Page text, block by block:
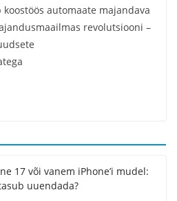
koostöös automaate majandava
revolutsiooni –
17 või vanem iPhone’i mudel:
uuendada?